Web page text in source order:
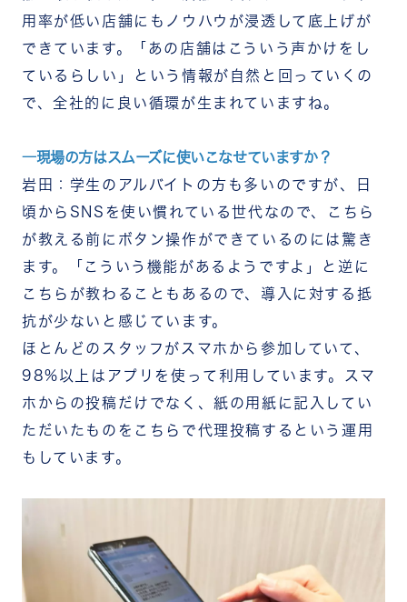
用率が低い店舗にもノウハウが浸透して底上げが
できています。「あの店舗はこういう声かけをし
ているらしい」という情報が自然と回っていくの
で、全社的に良い循環が生まれていますね。
―現場の方はスムーズに使いこなせていますか？
岩田：学生のアルバイトの方も多いのですが、日
頃からSNSを使い慣れている世代なので、こちら
が教える前にボタン操作ができているのには驚き
ます。「こういう機能があるようですよ」と逆に
こちらが教わることもあるので、導入に対する抵
抗が少ないと感じています。
ほとんどのスタッフがスマホから参加していて、
98%以上はアプリを使って利用しています。スマ
ホからの投稿だけでなく、紙の用紙に記入してい
ただいたものをこちらで代理投稿するという運用
もしています。